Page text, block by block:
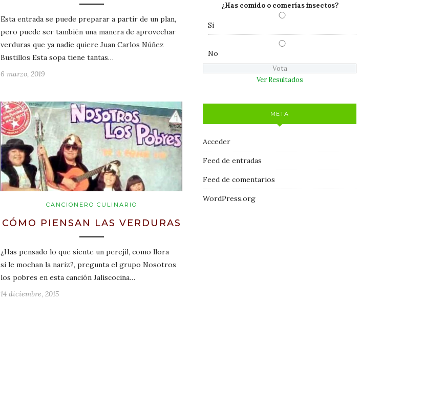
Esta entrada se puede preparar a partir de un plan,
pero puede ser también una manera de aprovechar
verduras que ya nadie quiere Juan Carlos Núñez
Bustillos Esta sopa tiene tantas…
6 marzo, 2019
CANCIONERO CULINARIO
CÓMO PIENSAN LAS VERDURAS
¿Has pensado lo que siente un perejil, como llora
si le mochan la nariz?, pregunta el grupo Nosotros
los pobres en esta canción Jaliscocina…
14 diciembre, 2015
¿Has comido o comerías insectos?
Si
No
Ver Resultados
META
Acceder
Feed de entradas
Feed de comentarios
WordPress.org